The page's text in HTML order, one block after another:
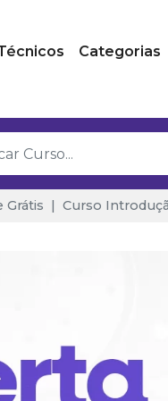
Categorias
Grátis Curso